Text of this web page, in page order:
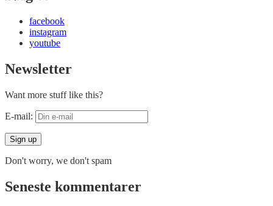
facebook
instagram
youtube
Newsletter
Want more stuff like this?
E-mail:
Don't worry, we don't spam
Seneste kommentarer